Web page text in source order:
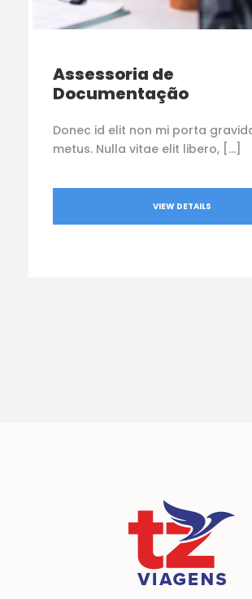
Assessoria de
Documentação
Donec id elit non mi porta
metus. Nulla vitae elit libero, […]
VIEW DETAILS